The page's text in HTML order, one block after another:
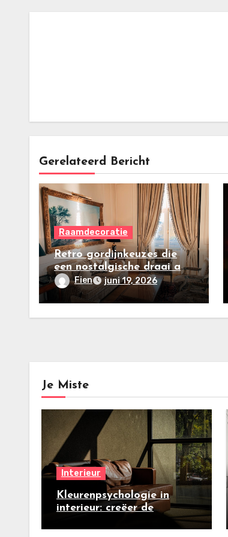
Gerelateerd Bericht
Raamdecoratie
Retro gordijnkeuzes die
een nostalgische draai aan
je woonkamer geven
Fien juni 19, 2026
Je Miste
Interieur
Kleurenpsychologie in
interieur: creëer de